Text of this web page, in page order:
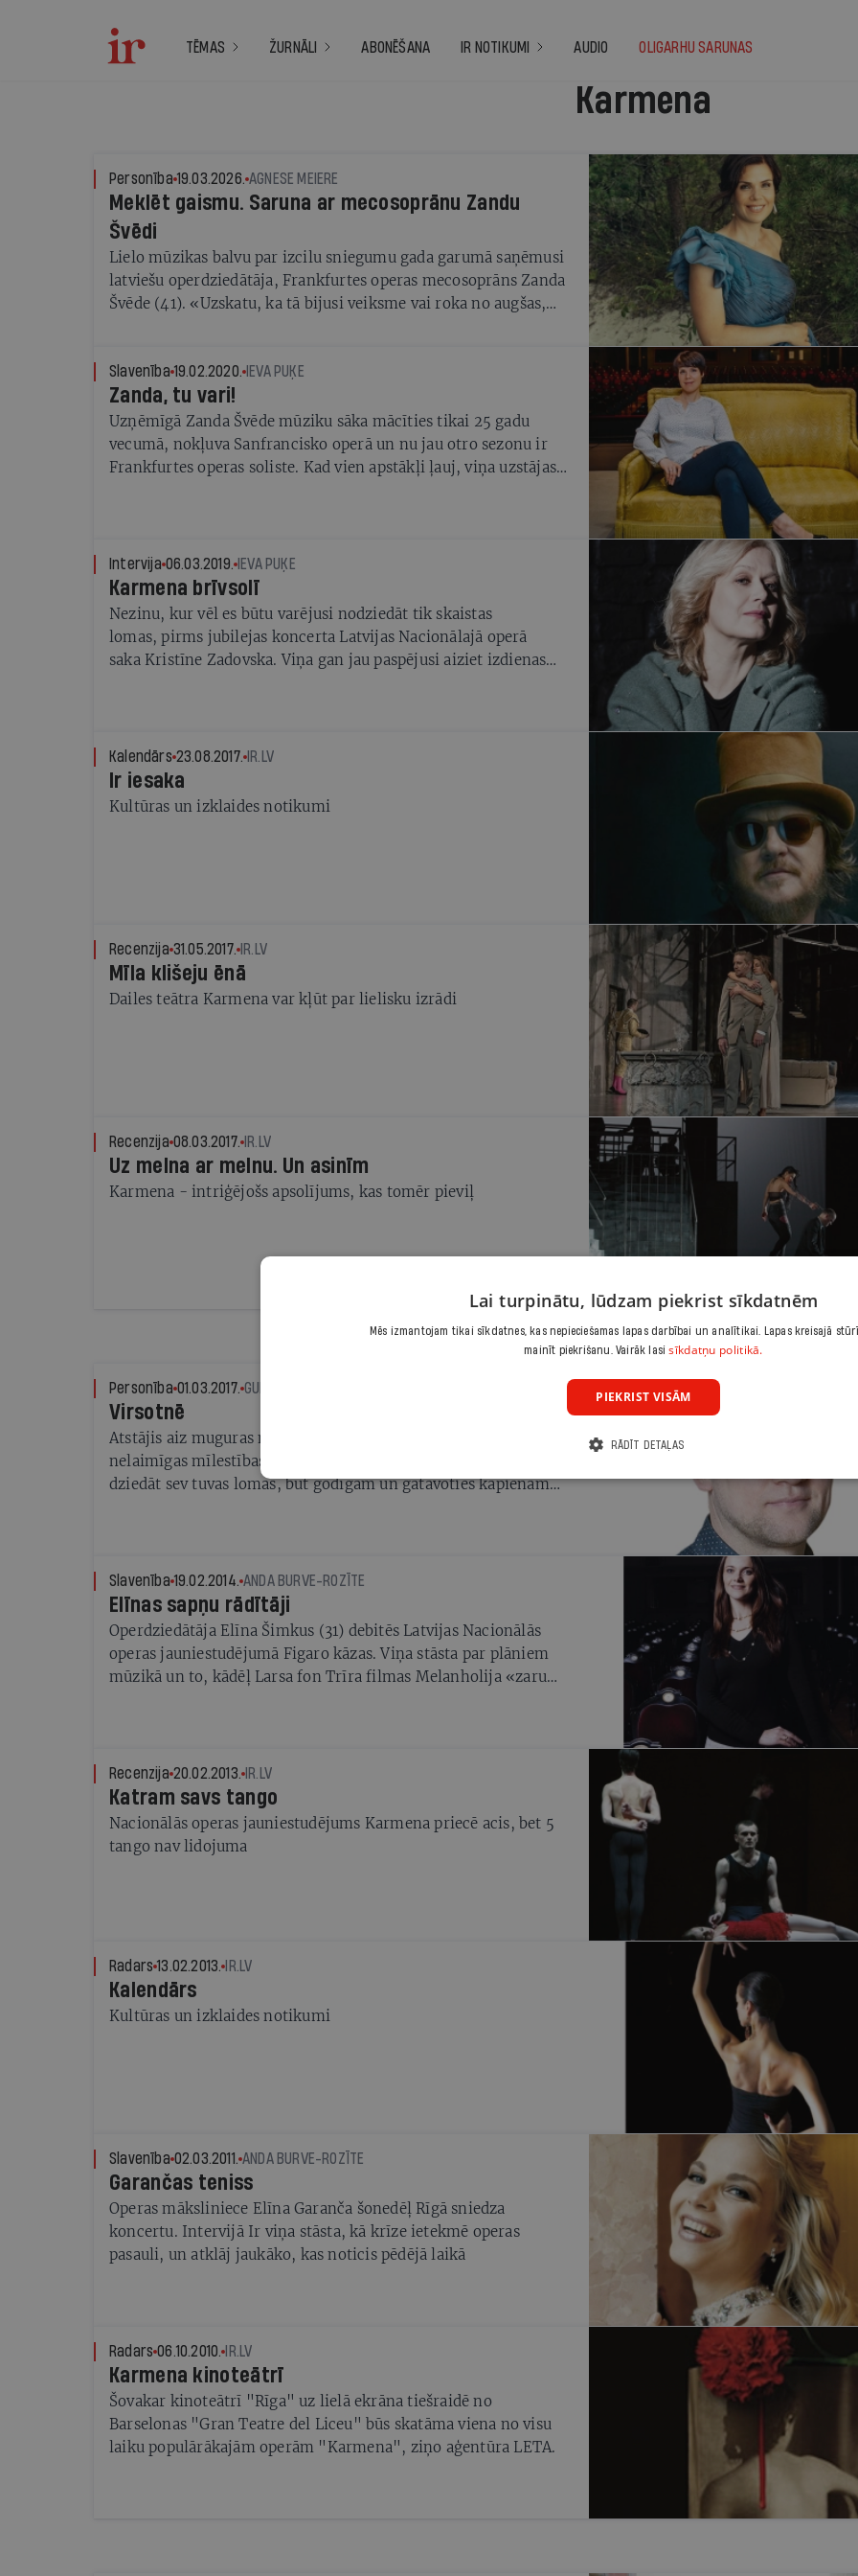
TĒMAS ŽURNĀLI ABONĒŠANA IR NOTIKUMI AUDIO OLIGARHU SARUNAS
Karmena
Personība 19.03.2026. AGNESE MEIERE
Meklēt gaismu. Saruna ar mecosoprānu Zandu
Švēdi
Lielo mūzikas balvu par izcilu sniegumu gada garumā saņēmusi
latviešu operdziedātāja, Frankfurtes operas mecosoprāns Zanda
Švēde (41). «Uzskatu, ka tā bijusi veiksme vai roka no augšas,
Slavenība 19.02.2020. IEVA PUĶE
Zanda, tu vari!
Uzņēmīgā Zanda Švēde mūziku sāka mācīties tikai 25 gadu
vecumā, nokļuva Sanfrancisko operā un nu jau otro sezonu ir
Frankfurtes operas soliste. Kad vien apstākļi ļauj, viņa uzstājas
Intervija 06.03.2019. IEVA PUĶE
Karmena brīvsolī
Nezinu, kur vēl es būtu varējusi nodziedāt tik skaistas
lomas, pirms jubilejas koncerta Latvijas Nacionālajā operā
saka Kristīne Zadovska. Viņa gan jau paspējusi aiziet izdienas
Kalendārs 23.08.2017. IR.LV
Ir iesaka
Kultūras un izklaides notikumi
Recenzija 31.05.2017. IR.LV
Mīla klišeju ēnā
Dailes teātra Karmena var kļūt par lielisku izrādi
Recenzija 08.03.2017. IR.LV
Uz melna ar melnu. Un asinīm
Karmena - intriģējošs apsolījums, kas tomēr pieviļ
Personība 01.03.2017. GUNITA NAGLE
Virsotnē
Atstājis aiz muguras neskaitāmas ballītes un «deviņas
nelaimīgas mīlestības», baritons Jānis Apeinis (41) izbauda laimi
dziedāt sev tuvas lomas, būt godīgam un gatavoties kāpienam
Slavenība 19.02.2014. ANDA BURVE-ROZĪTE
Elīnas sapņu rādītāji
Operdziedātāja Elīna Šimkus (31) debitēs Latvijas Nacionālās
operas jauniestudējumā Figaro kāzas. Viņa stāsta par plāniem
mūzikā un to, kādēļ Larsa fon Trīra filmas Melanholija «zaru
Recenzija 20.02.2013. IR.LV
Katram savs tango
Nacionālās operas jauniestudējums Karmena priecē acis, bet 5
tango nav lidojuma
Radars 13.02.2013. IR.LV
Kalendārs
Kultūras un izklaides notikumi
Slavenība 02.03.2011. ANDA BURVE-ROZĪTE
Garančas teniss
Operas māksliniece Elīna Garanča šonedēļ Rīgā sniedza
koncertu. Intervijā Ir viņa stāsta, kā krīze ietekmē operas
pasauli, un atklāj jaukāko, kas noticis pēdējā laikā
Radars 06.10.2010. IR.LV
Karmena kinoteātrī
Šovakar kinoteātrī "Rīga" uz lielā ekrāna tiešraidē no
Barselonas "Gran Teatre del Liceu" būs skatāma viena no visu
laiku populārākajām operām "Karmena", ziņo aģentūra LETA.
Lai turpinātu, lūdzam piekrist sīkdatnēm
Mēs izmantojam tikai sīkdatnes, kas nepieciešamas lapas darbībai un analītikai. Lapas kreisajā
mainīt piekrišanu. Vairāk lasisīkdatņu politikā.
PIEKRIST VISĀM
RĀDĪT DETAĻAS